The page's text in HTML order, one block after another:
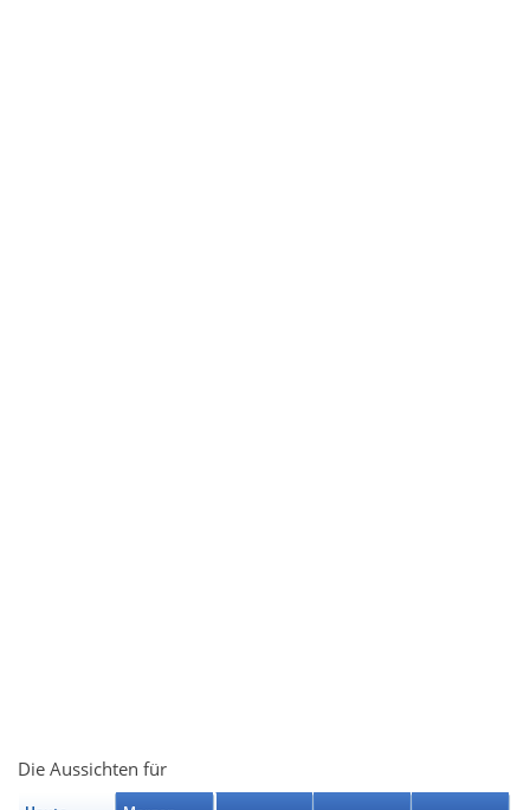
Die Aussichten für